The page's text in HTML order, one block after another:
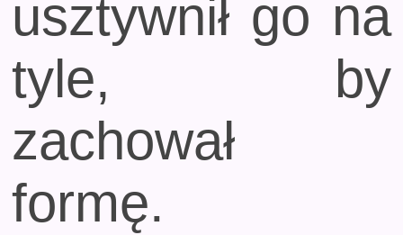
usztywnił go na
tyle, by
zachował
formę.